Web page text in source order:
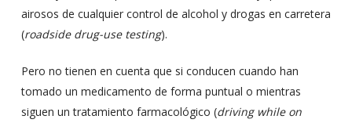
airosos de cualquier control de alcohol y drogas en carretera
(roadside drug-use testing).
Pero no tienen en cuenta que si conducen cuando han
tomado un medicamento de forma puntual o mientras
siguen un tratamiento farmacológico (driving while on